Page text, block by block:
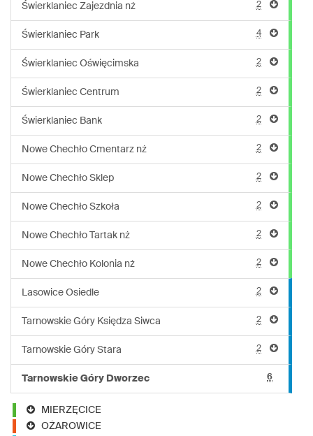
Świerklaniec Zajezdnia nż 2
Świerklaniec Park 4
Świerklaniec Oświęcimska 2
Świerklaniec Centrum 2
Świerklaniec Bank 2
Nowe Chechło Cmentarz nż 2
Nowe Chechło Sklep 2
Nowe Chechło Szkoła 2
Nowe Chechło Tartak nż 2
Nowe Chechło Kolonia nż 2
Lasowice Osiedle 2
Tarnowskie Góry Księdza Siwca 2
Tarnowskie Góry Stara 2
Tarnowskie Góry Dworzec 6
MIERZĘCICE
OŻAROWICE